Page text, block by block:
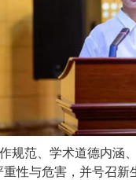
规范、学术道德内涵
性与危害，并号召